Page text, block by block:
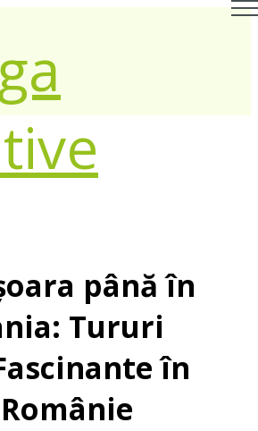
până în
Tururi
în